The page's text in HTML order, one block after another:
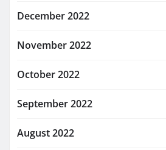
December 2022
November 2022
October 2022
September 2022
August 2022